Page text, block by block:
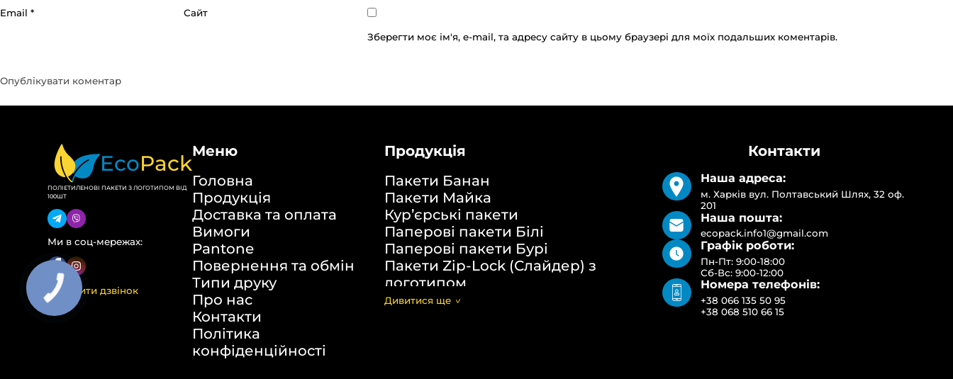
Email * Сайт
Зберегти моє ім'я, e-mail, та адресу сайту в цьому браузері для моїх подальших коментарів.
EcoPack
ПОЛІЕТИЛЕНОВІ ПАКЕТИ З ЛОГОТИПОМ ВІД
100ШТ
Ми в соц-мережах:
Замовити дзвінок
Меню
Головна
Продукція
Доставка та оплата
Вимоги
Pantone
Повернення та обмін
Типи друку
Про нас
Контакти
Політика
конфіденційності
Продукція
Пакети Банан
Пакети Майка
Кур’єрські пакети
Паперові пакети Білі
Паперові пакети Бурі
Пакети Zip-Lock (Слайдер) з
логотипом
Пакети банан ПВХ
Дивитися щe
Контакти
Наша адреса:
м. Харків вул. Полтавський Шлях, 32 оф.
201
Наша пошта:
ecopack.info1@gmail.com
Графік роботи:
Пн-Пт: 9:00-18:00
Сб-Вс: 9:00-12:00
Номера телефонів:
+38 066 135 50 95
+38 068 510 66 15